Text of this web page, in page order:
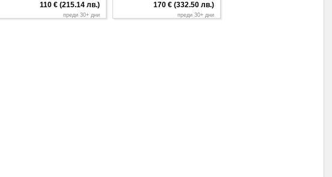
110 € (215.14 лв.)
преди 30+ дни
170 € (332.50 лв.)
преди 30+ дни